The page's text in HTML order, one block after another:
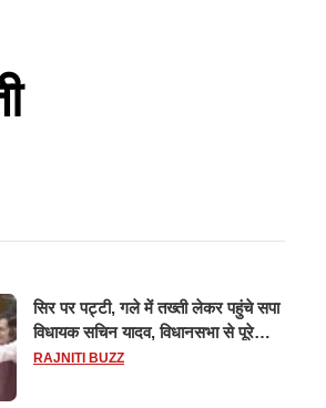
सिर पर पट्टी, गले में तख्ती लेकर पहुंचे सपा
विधायक सचिन यादव, विधानसभा से पूरे
मानसून सत्र के लिए किया गया निलंबित
RAJNITI BUZZ